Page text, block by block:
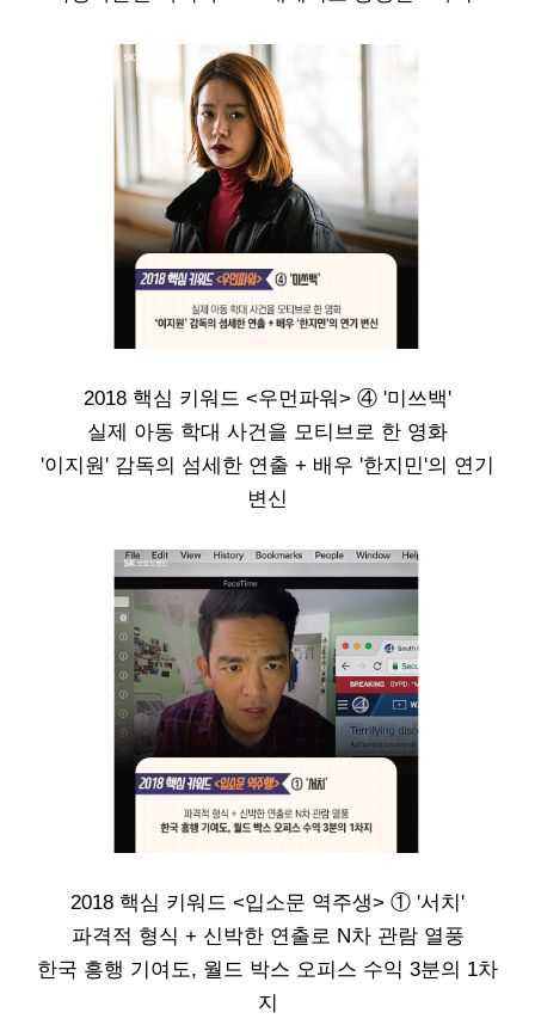
2018 핵심 키워드 <우먼파워> ④ '미쓰백'
실제 아동 학대 사건을 모티브로 한 영화
'이지원' 감독의 섬세한 연출 + 배우 '한지민'의 연기
변신
2018 핵심 키워드 <입소문 역주생> ① '서치'
파격적 형식 + 신박한 연출로 N차 관람 열풍
한국 흥행 기여도, 월드 박스 오피스 수익 3분의 1차
지